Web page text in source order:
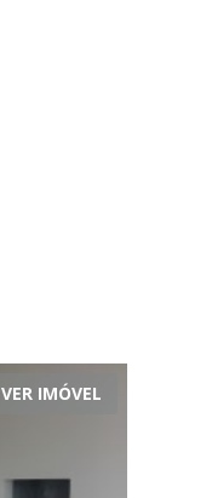
VER IMÓVEL